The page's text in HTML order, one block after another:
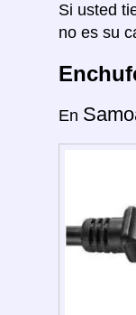
Si usted
no es su
En